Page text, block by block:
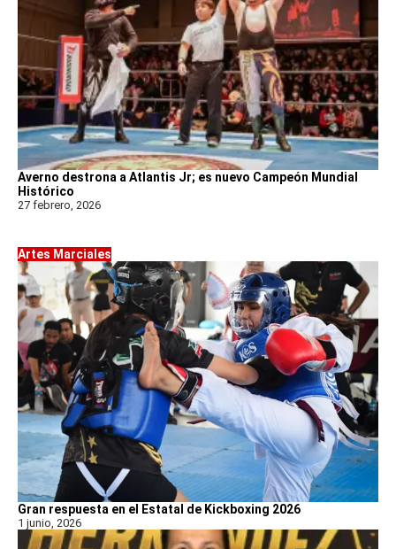
Averno destrona a Atlantis Jr; es nuevo Campeón Mundial
Histórico
27 febrero, 2026
Artes Marciales
Gran respuesta en el Estatal de Kickboxing 2026
1 junio, 2026